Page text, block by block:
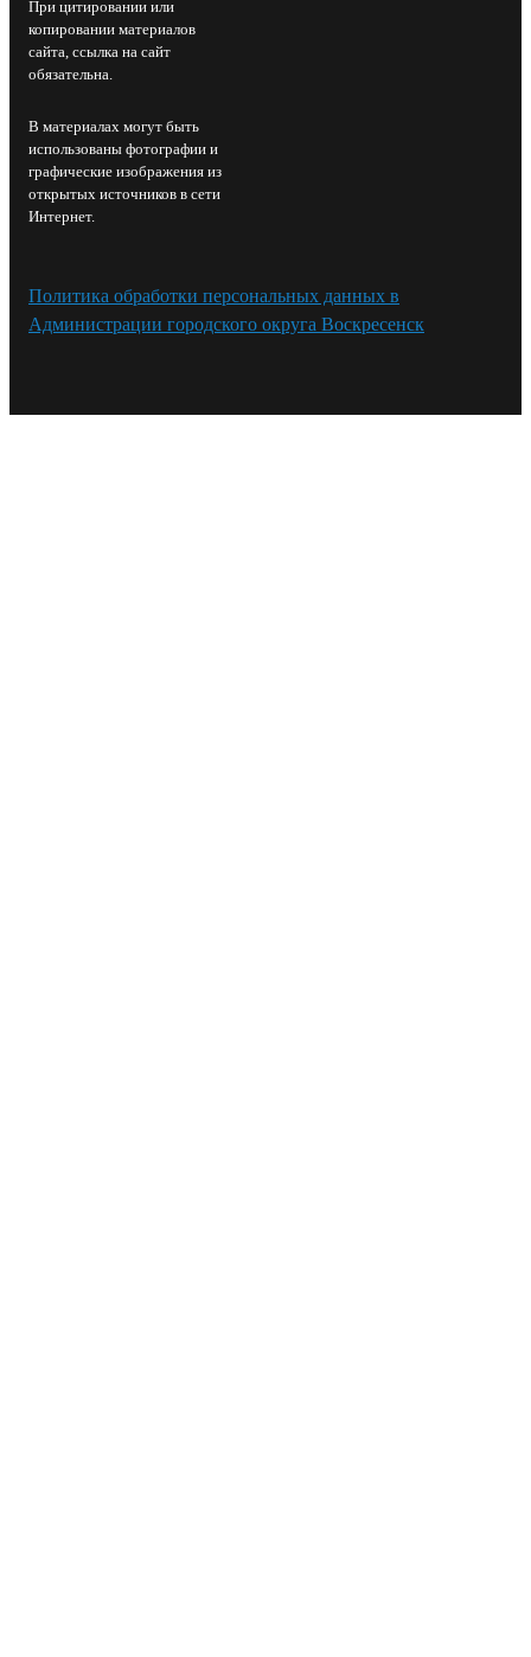
При цитировании или
копировании материалов
сайта, ссылка на сайт
обязательна.
В материалах могут быть
использованы фотографии и
графические изображения из
открытых источников в сети
Интернет.
Политика обработки персональных данных в
Администрации городского округа Воскресенск